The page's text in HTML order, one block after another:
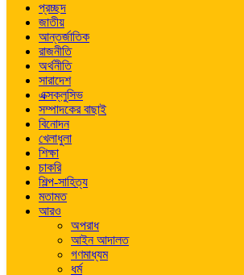
প্রচ্ছদ
জাতীয়
আন্তর্জাতিক
রাজনীতি
অর্থনীতি
সারাদেশ
এক্সক্লুসিভ
সম্পাদকের বাছাই
বিনোদন
খেলাধুলা
শিক্ষা
চাকরি
শিল্প-সাহিত্য
মতামত
আরও
অপরাধ
আইন আদালত
গণমাধ্যম
ধর্ম